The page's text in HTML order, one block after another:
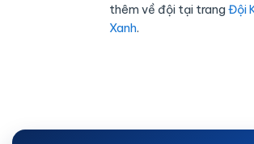
thêm về đội tại trang Đội
Xanh.